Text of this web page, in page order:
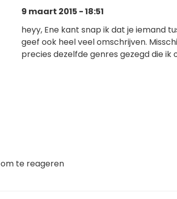
9 maart 2015 - 18:51
heyy, Ene kant snap ik dat je iemand
geef ook heel veel omschrijven.
precies dezelfde genres gezegd die ik
om te reageren